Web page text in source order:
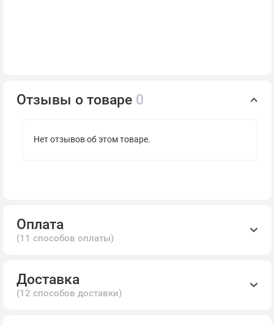
Отзывы о товаре 0
Нет отзывов об этом товаре.
Оплата
(11 способов оплаты)
Доставка
(12 способов доставки)